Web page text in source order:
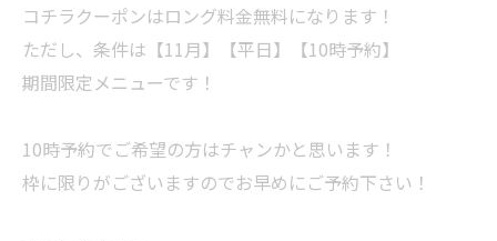
コチラクーポンはロング料金無料になります！
ただし、条件は【11月】【平日】【10時予約】
期間限定メニューです！
10時予約でご希望の方はチャンかと思います！
枠に限りがございますのでお早めにご予約下さい！